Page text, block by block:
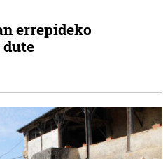
errepideko